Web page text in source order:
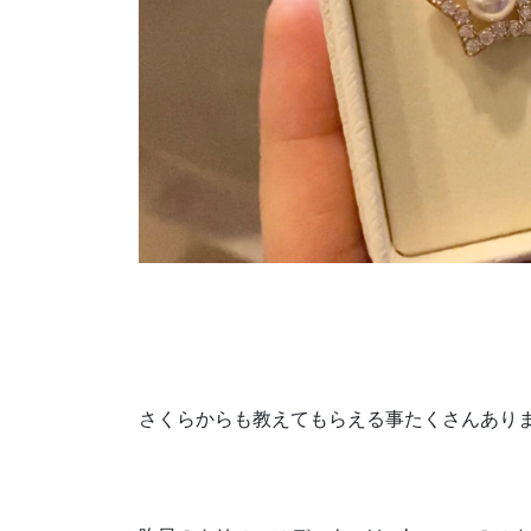
さくらからも教えてもらえる事たくさんあり